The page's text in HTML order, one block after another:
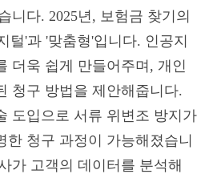
니다. 2025년, 보험금 찾기의
털'과 '맞춤형'입니다. 인공지
더욱 쉽게 만들어주며, 개인
청구 방법을 제안해줍니다.
도입으로 서류 위변조 방지가
한 청구 과정이 가능해졌습니
가 고객의 데이터를 분석해